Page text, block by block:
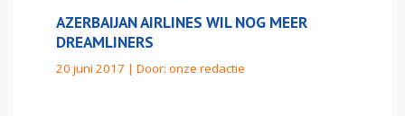
AZERBAIJAN AIRLINES WIL NOG MEER
DREAMLINERS
20 juni 2017 | Door: onze redactie